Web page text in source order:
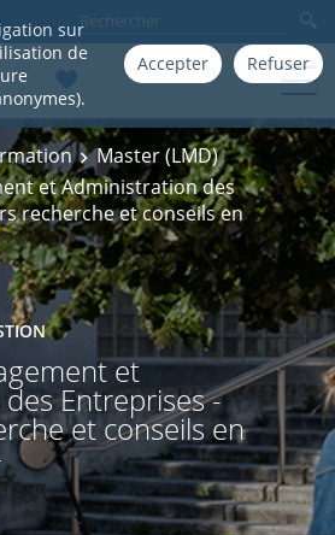
sur
de
Accepter Refuser
Master (LMD)
et Administration des
recherche et conseils en
et
Entreprises -
et conseils en